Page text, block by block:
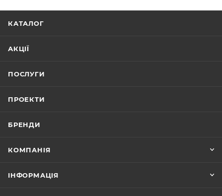
КАТАЛОГ
АКЦІЇ
ПОСЛУГИ
ПРОЕКТИ
БРЕНДИ
КОМПАНІЯ
ІНФОРМАЦІЯ